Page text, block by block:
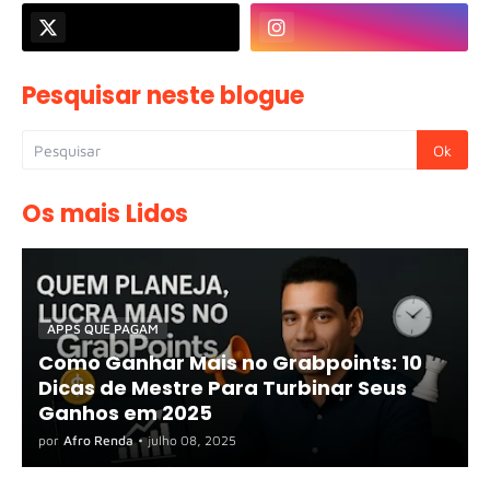
Pesquisar neste blogue
Os mais Lidos
APPS QUE PAGAM
Como Ganhar Mais no Grabpoints: 10
Dicas de Mestre Para Turbinar Seus
Ganhos em 2025
por Afro Renda • julho 08, 2025